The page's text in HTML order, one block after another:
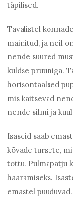
täpilised.
Tavalistel
mainitud, ja neil
nende suured
kuldse pruuniga.
horisontaalsed
mis kaitsevad
nende silmi ja
Isaseid saab
kõvade tursete,
tõttu. Pulmapatju
haaramiseks.
emastel puuduvad.